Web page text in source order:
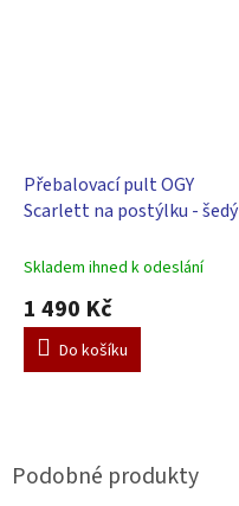
Přebalovací pult OGY
Scarlett na postýlku - šedý
Skladem ihned k odeslání
1 490 Kč
Do košíku